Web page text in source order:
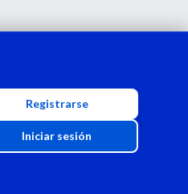
Registrarse
Iniciar sesión